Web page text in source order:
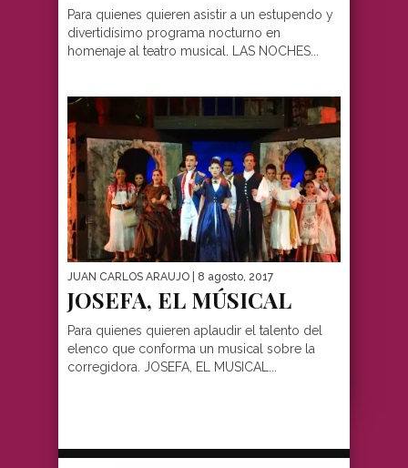
Para quienes quieren asistir a un estupendo y
divertidísimo programa nocturno en
homenaje al teatro musical. LAS NOCHES...
JUAN CARLOS ARAUJO | 8 agosto, 2017
JOSEFA, EL MÚSICAL
Para quienes quieren aplaudir el talento del
elenco que conforma un musical sobre la
corregidora. JOSEFA, EL MUSICAL...